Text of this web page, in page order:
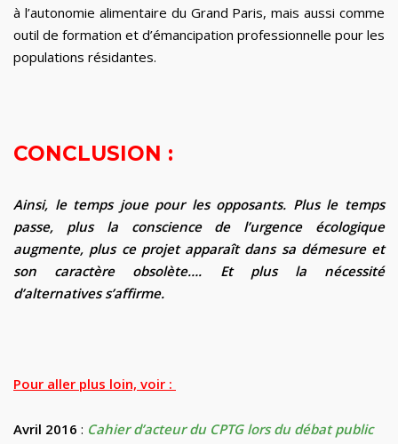
à l’autonomie alimentaire du Grand Paris, mais aussi comme
outil de formation et d’émancipation professionnelle pour les
populations résidantes.
CONCLUSION :
Ainsi, le temps joue pour les opposants. Plus le temps
passe, plus la conscience de l’urgence écologique
augmente, plus ce projet apparaît dans sa démesure et
son caractère obsolète…. Et plus la nécessité
d’alternatives s’affirme.
Pour aller plus loin, voir :
Avril 2016 : Cahier d’acteur du CPTG lors du débat public